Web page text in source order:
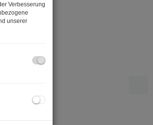
Verbesserung
unserer